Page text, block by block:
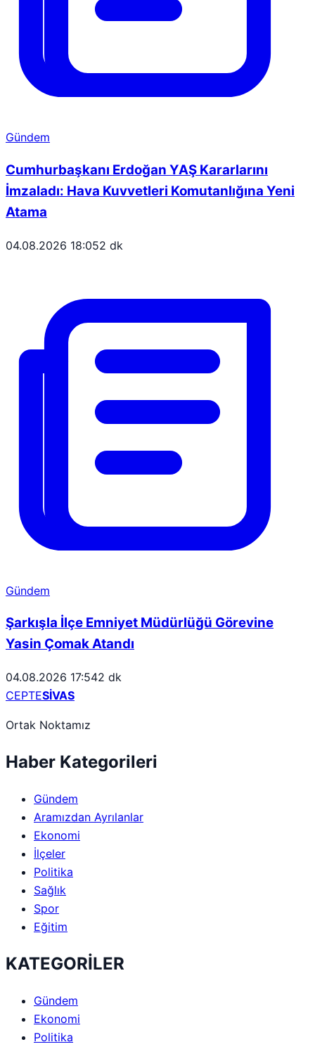
Gündem
Cumhurbaşkanı Erdoğan YAŞ Kararlarını
İmzaladı: Hava Kuvvetleri Komutanlığına Yeni
Atama
04.08.2026 18:052 dk
Gündem
Şarkışla İlçe Emniyet Müdürlüğü Görevine
Yasin Çomak Atandı
04.08.2026 17:542 dk
CEPTESİVAS
Ortak Noktamız
Haber Kategorileri
Gündem
Aramızdan Ayrılanlar
Ekonomi
İlçeler
Politika
Sağlık
Spor
Eğitim
KATEGORİLER
Gündem
Ekonomi
Politika